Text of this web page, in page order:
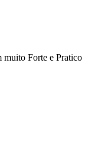
Forte e Pratico